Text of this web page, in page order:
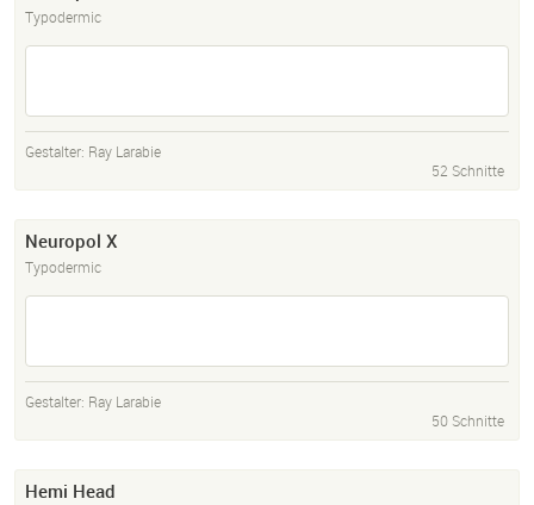
Typodermic
Gestalter: Ray Larabie
52 Schnitte
Neuropol X
Typodermic
Gestalter: Ray Larabie
50 Schnitte
Hemi Head